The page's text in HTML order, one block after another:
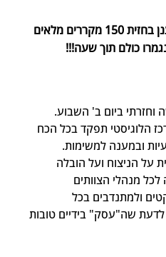
בתמונת ⬆️ השבוע: קיץ מרענן בחזית 150 מקררים מלאים
כולם תוך שעה!!!
ביום ב' השבוע.
הלוגיסטי תפקד בכל הכח
ובמענה למשימות.
על הניצוח ועל הובלה
מנהלי הצוותים
ולמתנדבים בכל
שה"עסק" בידיים טובות